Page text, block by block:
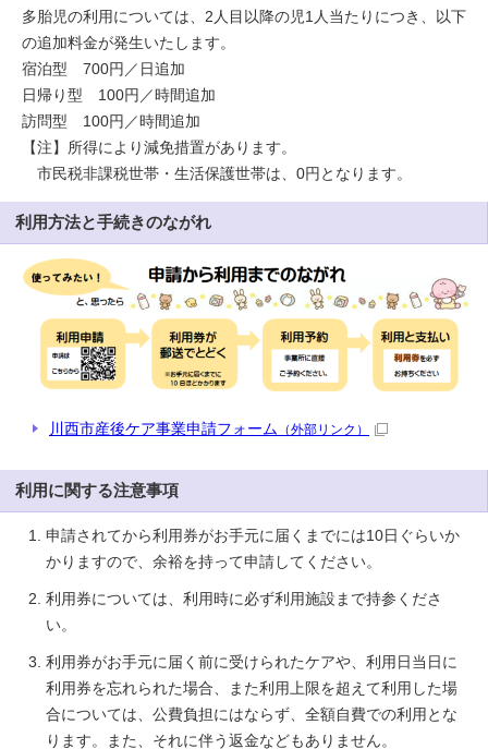
多胎児の利用については、2人目以降の児1人当たりにつき、以下
の追加料金が発生いたします。
宿泊型 700円／日追加
日帰り型 100円／時間追加
訪問型 100円／時間追加
【注】所得により減免措置があります。
市民税非課税世帯・生活保護世帯は、0円となります。
利用方法と手続きのながれ
川西市産後ケア事業申請フォーム （外部リンク）
利用に関する注意事項
申請されてから利用券がお手元に届くまでには10日ぐらいか
かりますので、余裕を持って申請してください。
利用券については、利用時に必ず利用施設まで持参くださ
い。
利用券がお手元に届く前に受けられたケアや、利用日当日に
利用券を忘れられた場合、また利用上限を超えて利用した場
合については、公費負担にはならず、全額自費での利用とな
ります。また、それに伴う返金などもありません。